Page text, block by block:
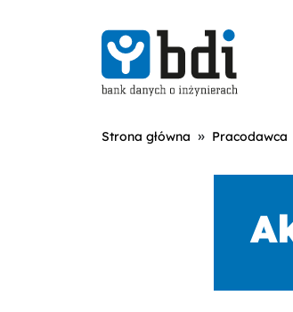
Strona główna » Pracodawca